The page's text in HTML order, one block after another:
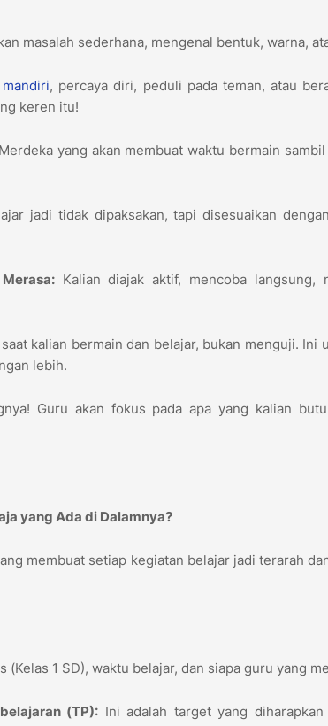
masalah sederhana, mengenal bentuk, warna,
mandiri, percaya diri, peduli pada teman, atau
keren itu!
yang akan membuat waktu bermain
jadi tidak dipaksakan, tapi disesuaikan
Kalian diajak aktif, mencoba langsung,
kalian bermain dan belajar, bukan menguji. Ini
lebih.
Guru akan fokus pada apa yang kalian
yang Ada di Dalamnya?
membuat setiap kegiatan belajar jadi terarah
(Kelas 1 SD), waktu belajar, dan siapa guru yang
(TP): Ini adalah target yang